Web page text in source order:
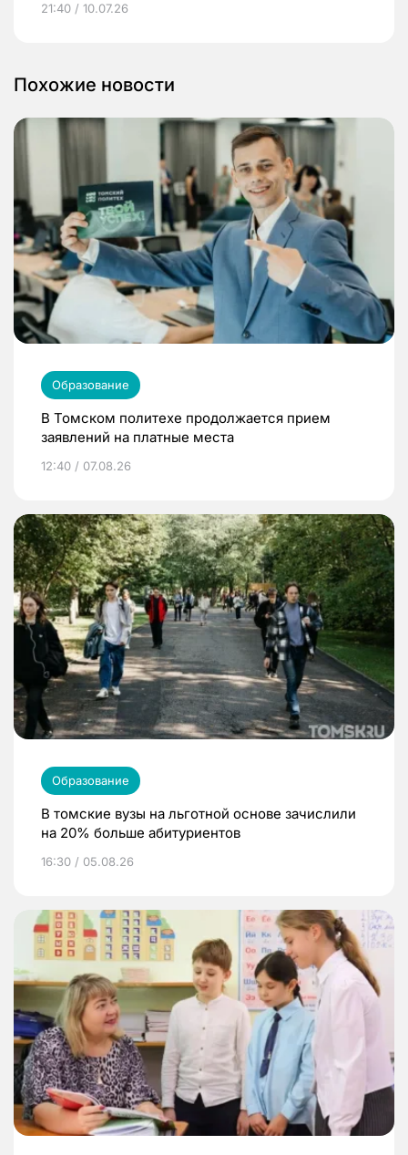
21:40 / 10.07.26
Похожие новости
Образование
В Томском политехе продолжается прием
заявлений на платные места
12:40 / 07.08.26
Образование
В томские вузы на льготной основе зачислили
на 20% больше абитуриентов
16:30 / 05.08.26